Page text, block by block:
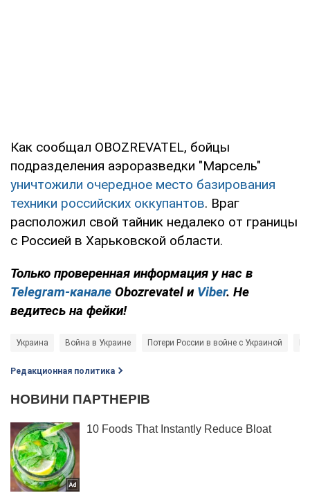
Как сообщал OBOZREVATEL, бойцы
подразделения аэроразведки "Марсель"
уничтожили очередное место базирования
техники российских оккупантов. Враг
расположил свой тайник недалеко от границы
с Россией в Харьковской области.
Только проверенная информация у нас в
Telegram-канале Obozrevatel и Viber. Не
ведитесь на фейки!
Украина Война в Украине Потери России в войне с Украиной
Редакционная политика